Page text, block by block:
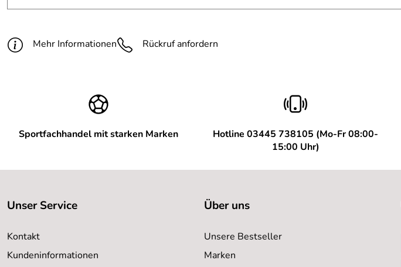
Mehr Informationen Rückruf anfordern
Sportfachhandel mit starken Marken
Hotline 03445 738105 (Mo-Fr 08:00-
15:00 Uhr)
Unser Service
Kontakt
Kundeninformationen
Über uns
Unsere Bestseller
Marken